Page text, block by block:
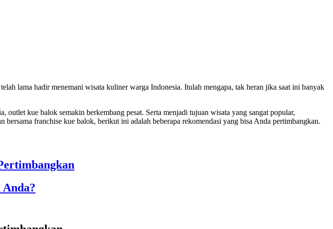
lama hadir menemani wisata kuliner warga Indonesia. Itulah mengapa, tak heran jika saat ini banyak
kue balok semakin berkembang pesat. Serta menjadi tujuan wisata yang sangat popular,
franchise kue balok, berikut ini adalah beberapa rekomendasi yang bisa Anda pertimbangkan.
Anda?